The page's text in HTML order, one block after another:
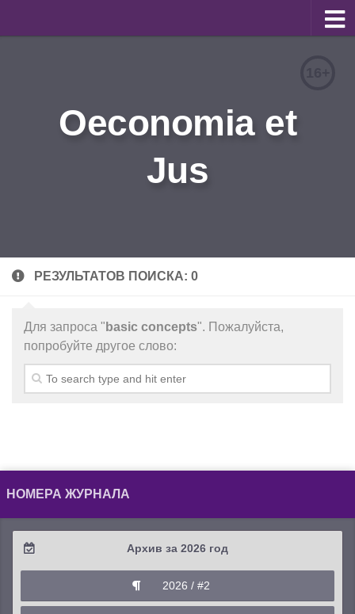
Для авторов
Архив
Oeconomia et
Jus
РЕЗУЛЬТАТОВ ПОИСКА: 0
Для запроса " basic concepts". Пожалуйста,
попробуйте другое слово:
НОМЕРА ЖУРНАЛА
Архив за 2026 год
2026 / #2